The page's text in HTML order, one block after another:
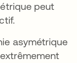
peut
asymétrique